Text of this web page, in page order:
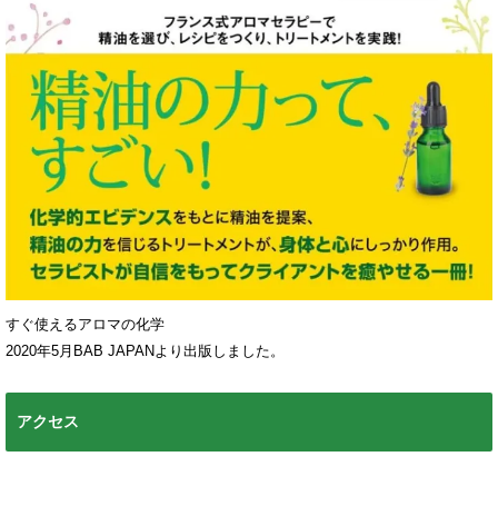
すぐ使えるアロマの化学
2020年5月BAB JAPANより出版しました。
アクセス